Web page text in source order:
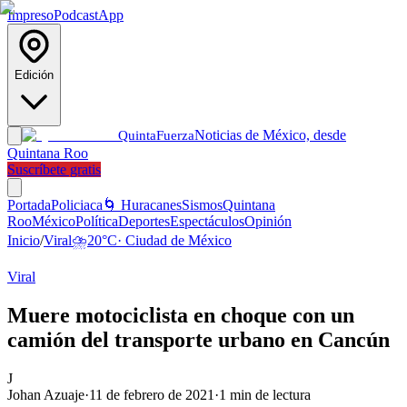
ImpresoPodcastApp
Edición
QuintaFuerzaNoticias de México, desde
Quintana Roo
Suscríbete gratis
PortadaPoliciaca 🌀 HuracanesSismosQuintana
RooMéxicoPolíticaDeportesEspectáculosOpinión
Inicio/Viral⛈️20°C· Ciudad de México
Viral
Muere motociclista en choque con un
camión del transporte urbano en Cancún
J
Johan Azuaje·11 de febrero de 2021 ·1 min de lectura